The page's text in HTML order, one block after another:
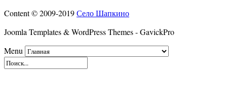
Content © 2009-2019Село Шапкино
Joomla Templates & WordPress Themes - GavickPro
Menu